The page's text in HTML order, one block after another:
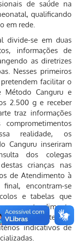
de saúde na
qualificando
em rede.
divide-se em duas
informações de
as diretrizes
Nesses primeiros
facilitar o
Método Canguru e
2.500 g e receber
traz informações
realidade, os
Canguru inseriram
dos colegas
crianças nas
de Atendimento à
encontram-se
e tabelas que
o atendimento
Rede de Atenção
indicativos de